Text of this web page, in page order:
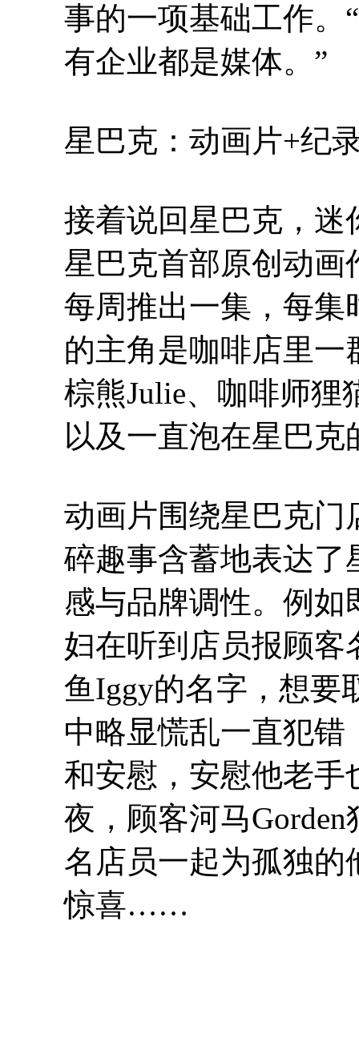
事的一项基础工作。
有企业都是媒体。”
星巴克：动画片+纪
接着说回星巴克，迷
星巴克首部原创动画
每周推出一集，每集
的主角是咖啡店里
棕熊Julie、咖啡师狸
以及一直泡在星巴
动画片围绕星巴克门
碎趣事含蓄地表达了
感与品牌调性。例如
妇在听到店员报顾客
鱼Iggy的名字，想要
中略显慌乱一直犯
和安慰，安慰他老手
夜，顾客河马
名店员一起为孤独的
惊喜……